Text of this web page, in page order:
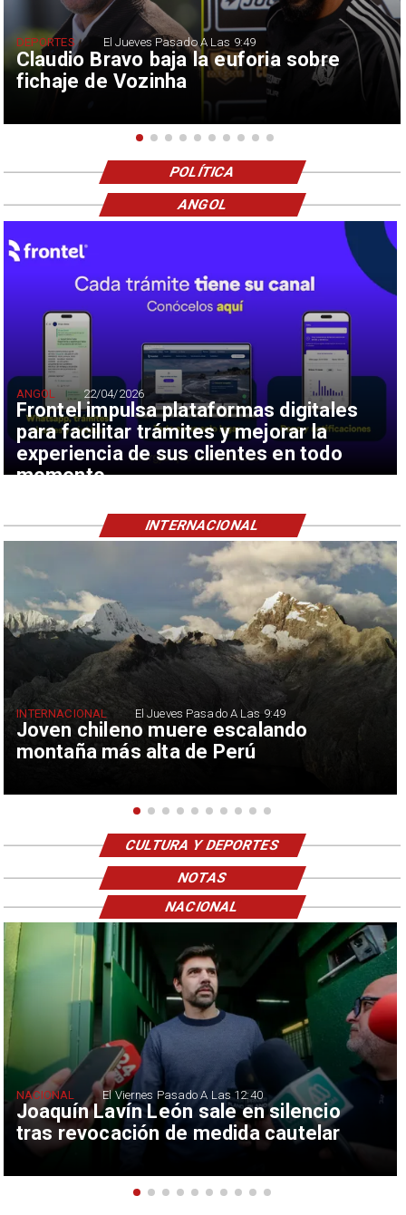
Claudio Bravo baja la euforia sobre
fichaje de Vozinha
DEPORTES El Jueves Pasado A Las 9:49
POLÍTICA
Frontel impulsa plataformas digitales
para facilitar trámites y mejorar la
experiencia de sus clientes en todo
momento
ANGOL 22/04/2026
ANGOL
Joven chileno muere escalando
montaña más alta de Perú
INTERNACIONAL El Jueves Pasado A Las 9:49
INTERNACIONAL
CULTURA Y DEPORTES
NOTAS
Joaquín Lavín León sale en silencio
tras revocación de medida cautelar
NACIONAL El Viernes Pasado A Las 12:40
NACIONAL